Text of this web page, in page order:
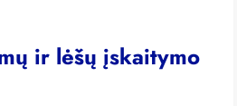
ir lėšų įskaitymo